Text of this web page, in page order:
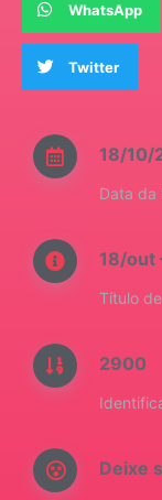
WhatsApp
Twitter
18/10/
Data da
18/out
Título
2900
Deixe